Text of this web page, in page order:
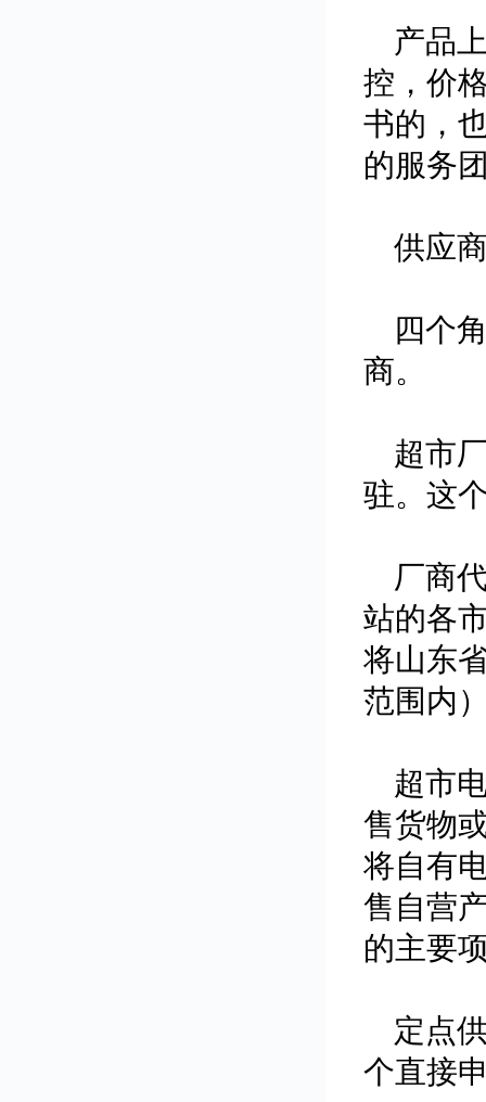
产品
控，价
书的，
的服务
供应
四个
商。
超市
驻。这
厂商
站的各
将山东
范围内
超市
售货物
将自有
售自营
的主要
定点
个直接